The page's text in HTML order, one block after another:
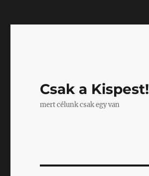
Csak a Kispest!
mert célunk csak egy van